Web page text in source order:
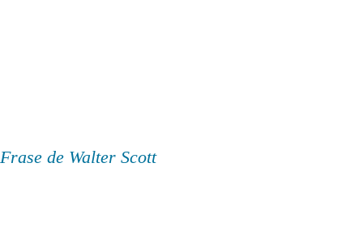
Frase de Walter Scott